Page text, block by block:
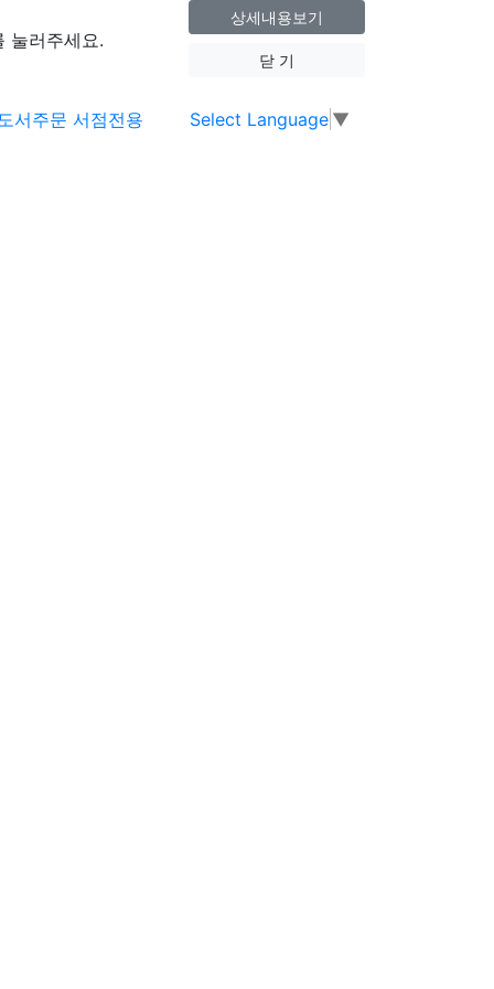
눌러주세요.
상세내용보기
닫 기
Select Language ▼